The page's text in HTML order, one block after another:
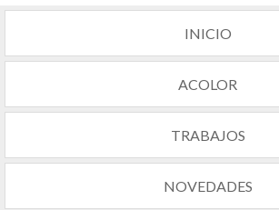
INICIO
ACOLOR
TRABAJOS
NOVEDADES